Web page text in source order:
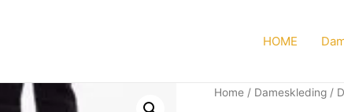
HOME
Home / Dameskleding /